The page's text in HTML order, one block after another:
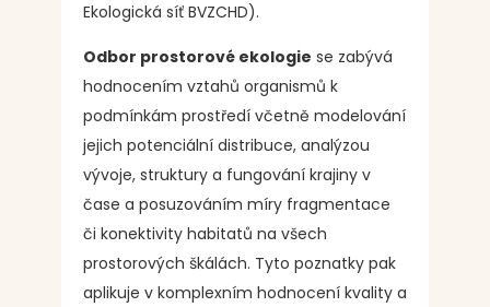
Ekologická síť BVZCHD).
Odbor prostorové ekologie se zabývá
hodnocením vztahů organismů k
podmínkám prostředí včetně modelování
jejich potenciální distribuce, analýzou
vývoje, struktury a fungování krajiny v
čase a posuzováním míry fragmentace
či konektivity habitatů na všech
prostorových škálách. Tyto poznatky pak
aplikuje v komplexním hodnocení kvality a